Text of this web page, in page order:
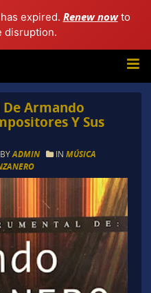
expired. Renew nowto
disruption.
Armando
Y Sus
ADMIN IN MÚSICA